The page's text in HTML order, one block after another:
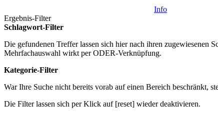
Info
Ergebnis-Filter
Schlagwort-Filter
Die gefundenen Treffer lassen sich hier nach ihren zugewiesenen
Mehrfachauswahl wirkt per ODER-Verknüpfung.
Kategorie-Filter
War Ihre Suche nicht bereits vorab auf einen Bereich beschränkt,
Die Filter lassen sich per Klick auf [reset] wieder deaktivieren.